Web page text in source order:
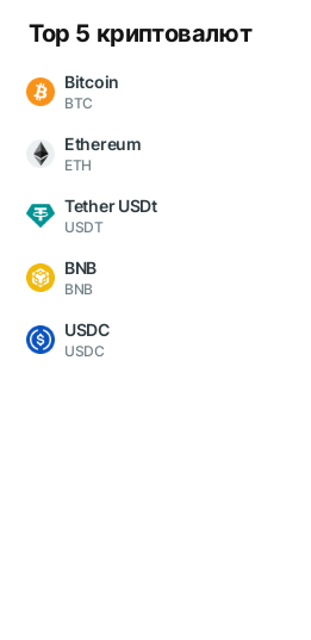
Top 5 криптовалют
Bitcoin
BTC
Ethereum
ETH
Tether USDt
USDT
BNB
BNB
USDC
USDC